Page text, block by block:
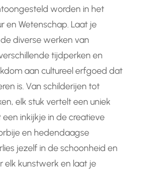
worden in het
en Wetenschap. Laat je
diverse werken van
tijdperken en
aan cultureel erfgoed dat
is. Van schilderijen tot
elk stuk vertelt een uniek
inkijkje in de creatieve
en hedendaagse
jezelf in de schoonheid en
elk kunstwerk en laat je